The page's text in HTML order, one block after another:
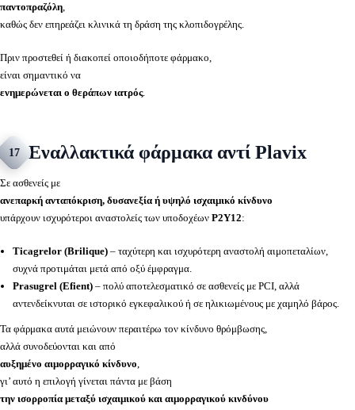
παντοπραζόλη,
καθώς δεν επηρεάζει κλινικά τη δράση της κλοπιδογρέλης.
Πριν προστεθεί ή διακοπεί οποιοδήποτε φάρμακο,
είναι σημαντικό να
ενημερώνεται ο θεράπων ιατρός.
17 Εναλλακτικά φάρμακα αντί Plavix
Σε ασθενείς με
ανεπαρκή ανταπόκριση, δυσανεξία ή υψηλό ισχαιμικό κίνδυνο
υπάρχουν ισχυρότεροι αναστολείς των υποδοχέων P2Y12:
Ticagrelor (Brilique)– ταχύτερη και ισχυρότερη αναστολή αιμοπεταλίων,
συχνά προτιμάται μετά από οξύ έμφραγμα.
Prasugrel (Efient)– πολύ αποτελεσματικό σε ασθενείς με PCI, αλλά
αντενδείκνυται σε ιστορικό εγκεφαλικού ή σε ηλικιωμένους με χαμηλό βάρος.
Τα φάρμακα αυτά μειώνουν περαιτέρω τον κίνδυνο θρόμβωσης,
αλλά συνοδεύονται και από
αυξημένο αιμορραγικό κίνδυνο,
γι’ αυτό η επιλογή γίνεται πάντα με βάση
την ισορροπία μεταξύ ισχαιμικού και αιμορραγικού κινδύνου